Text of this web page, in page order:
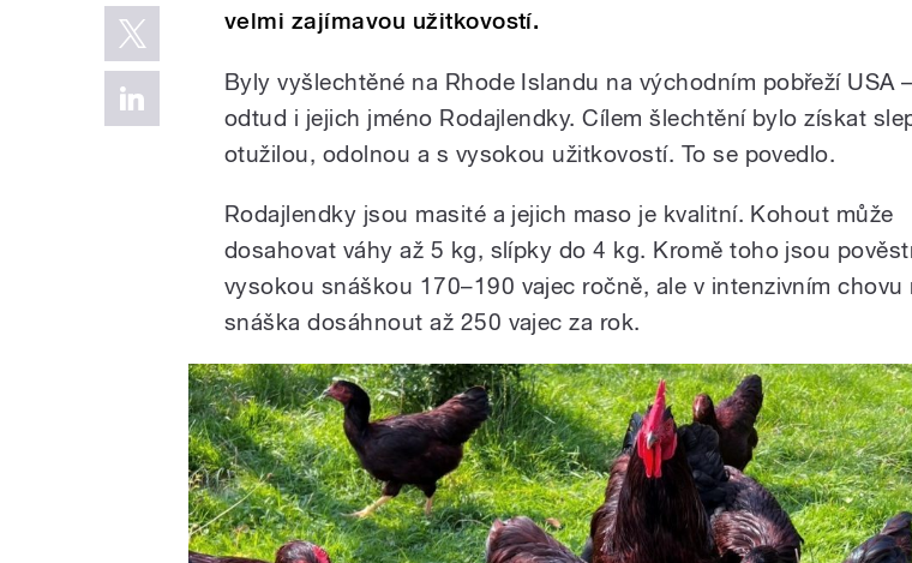
velmi zajímavou užitkovostí.
Byly vyšlechtěné na Rhode Islandu na východním pobřeží USA –
odtud i jejich jméno Rodajlendky. Cílem šlechtění bylo získat
otužilou, odolnou a s vysokou užitkovostí. To se povedlo.
Rodajlendky jsou masité a jejich maso je kvalitní. Kohout může
dosahovat váhy až 5 kg, slípky do 4 kg. Kromě toho jsou
vysokou snáškou 170–190 vajec ročně, ale v intenzivním chovu
snáška dosáhnout až 250 vajec za rok.